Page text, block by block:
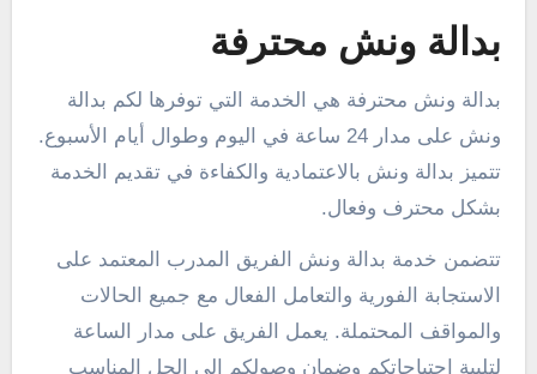
بدالة ونش محترفة
بدالة ونش محترفة هي الخدمة التي توفرها لكم بدالة
ونش على مدار 24 ساعة في اليوم وطوال أيام الأسبوع.
تتميز بدالة ونش بالاعتمادية والكفاءة في تقديم الخدمة
بشكل محترف وفعال.
تتضمن خدمة بدالة ونش الفريق المدرب المعتمد على
الاستجابة الفورية والتعامل الفعال مع جميع الحالات
والمواقف المحتملة. يعمل الفريق على مدار الساعة
لتلبية احتياجاتكم وضمان وصولكم إلى الحل المناسب